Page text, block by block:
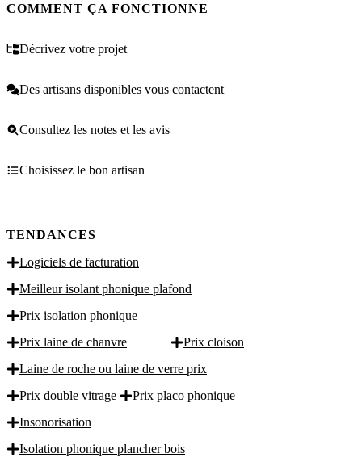
COMMENT ÇA FONCTIONNE
Décrivez votre projet
Des artisans disponibles vous contactent
Consultez les notes et les avis
Choisissez le bon artisan
TENDANCES
Logiciels de facturation
Meilleur isolant phonique plafond
Prix isolation phonique
Prix laine de chanvre
Prix cloison
Laine de roche ou laine de verre prix
Prix double vitrage
Prix placo phonique
Insonorisation
Isolation phonique plancher bois